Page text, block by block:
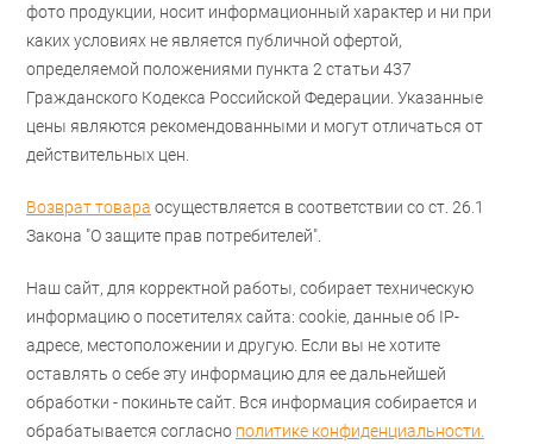
фото продукции, носит информационный характер и ни при
каких условиях не является публичной офертой,
определяемой положениями пункта 2 статьи 437
Гражданского Кодекса Российской Федерации. Указанные
цены являются рекомендованными и могут отличаться от
действительных цен.
Возврат товара осуществляется в соответствии со ст. 26.1
Закона "О защите прав потребителей".
Наш сайт, для корректной работы, собирает техническую
информацию о посетителях сайта: cookie, данные об IP-
адресе, местоположении и другую. Если вы не хотите
оставлять о себе эту информацию для ее дальнейшей
обработки - покиньте сайт. Вся информация собирается и
обрабатывается согласно политике конфиденциальности.